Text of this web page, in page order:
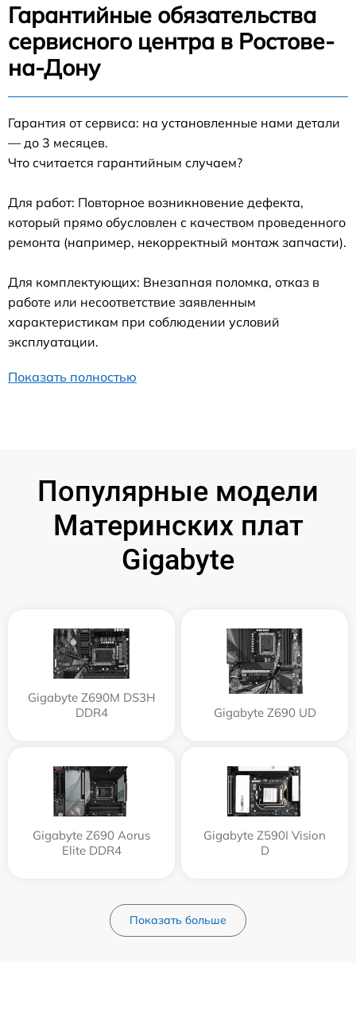
Гарантийные обязательства
сервисного центра в Ростове-
на-Дону
Гарантия от сервиса: на установленные нами детали
— до 3 месяцев.
Что считается гарантийным случаем?
Для работ: Повторное возникновение дефекта,
который прямо обусловлен с качеством проведенного
ремонта (например, некорректный монтаж запчасти).
Для комплектующих: Внезапная поломка, отказ в
работе или несоответствие заявленным
характеристикам при соблюдении условий
эксплуатации.
Показать полностью
Популярные модели
Материнских плат
Gigabyte
Gigabyte Z690M DS3H
DDR4
Gigabyte Z690 UD
Gigabyte Z690 Aorus
Elite DDR4
Gigabyte Z590I Vision
D
Показать больше